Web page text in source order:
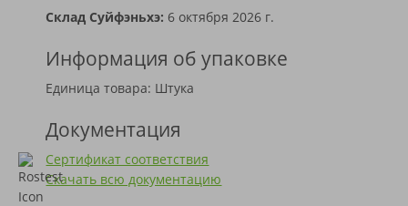
Склад Суйфэньхэ: 6 октября 2026 г.
Информация об упаковке
Единица товара: Штука
Документация
Сертификат соответствия
Скачать всю документацию